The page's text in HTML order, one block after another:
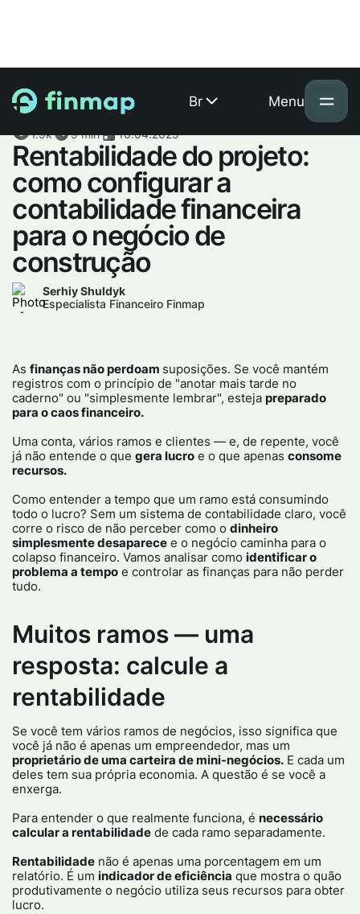
Menu
Br
1.9k 9 min 10.04.2025
Rentabilidade do projeto:
como configurar a
contabilidade financeira
para o negócio de
construção
Serhiy Shuldyk
Especialista Financeiro Finmap
Asfinanças não perdoam suposições. Se você mantém
registros com o princípio de "anotar mais tarde no
caderno" ou "simplesmente lembrar", esteja preparado
para o caos financeiro.​
Uma conta, vários ramos e clientes — e, de repente, você
já não entende o quegera lucro e o que apenasconsome
recursos.​
Como entender a tempo que um ramo está consumindo
todo o lucro? Sem um sistema de contabilidade claro, você
corre o risco de não perceber como odinheiro
simplesmente desaparece e o negócio caminha para o
colapso financeiro. Vamos analisar comoidentificar o
problema a tempo e controlar as finanças para não perder
tudo.​
Muitos ramos — uma
resposta: calcule a
rentabilidade
Se você tem vários ramos de negócios, isso significa que
você já não é apenas um empreendedor, mas um
proprietário de uma carteira de mini-negócios. E cada um
deles tem sua própria economia. A questão é se você a
enxerga.​
Para entender o que realmente funciona, é necessário
calcular a rentabilidade de cada ramo separadamente.​
Rentabilidade não é apenas uma porcentagem em um
relatório. É umindicador de eficiência que mostra o quão
produtivamente o negócio utiliza seus recursos para obter
lucro.​